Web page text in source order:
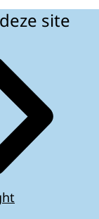
site